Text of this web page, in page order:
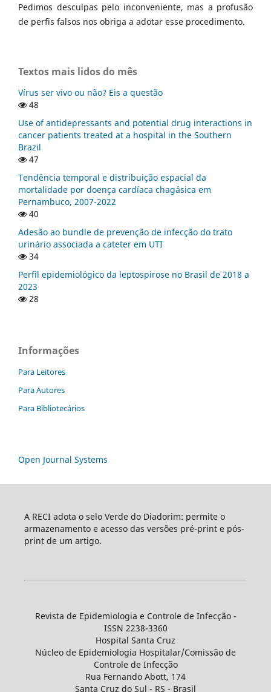
Pedimos desculpas pelo inconveniente, mas a profusão
de perfis falsos nos obriga a adotar esse procedimento.
Textos mais lidos do mês
Vírus ser vivo ou não? Eis a questão
48
Use of antidepressants and potential drug interactions in
cancer patients treated at a hospital in the Southern
Brazil
47
Tendência temporal e distribuição espacial da
mortalidade por doença cardíaca chagásica em
Pernambuco, 2007-2022
40
Adesão ao bundle de prevenção de infecção do trato
urinário associada a cateter em UTI
34
Perfil epidemiológico da leptospirose no Brasil de 2018 a
2023
28
Informações
Para Leitores
Para Autores
Para Bibliotecários
Open Journal Systems
A RECI adota o selo Verde do Diadorim: permite o
armazenamento e acesso das versões pré-print e pós-
print de um artigo.
Revista de Epidemiologia e Controle de Infecção -
ISSN 2238-3360
Hospital Santa Cruz
Núcleo de Epidemiologia Hospitalar/Comissão de
Controle de Infecção
Rua Fernando Abott, 174
Santa Cruz do Sul - RS - Brasil